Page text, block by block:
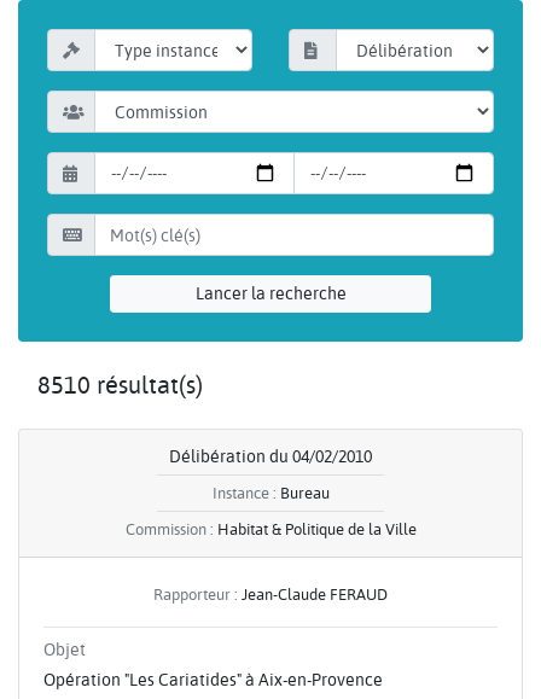
Lancer la recherche
8510 résultat(s)
Délibération du 04/02/2010
Instance : Bureau
Commission : Habitat & Politique de la Ville
Rapporteur : Jean-Claude FERAUD
Objet
Opération "Les Cariatides" à Aix-en-Provence